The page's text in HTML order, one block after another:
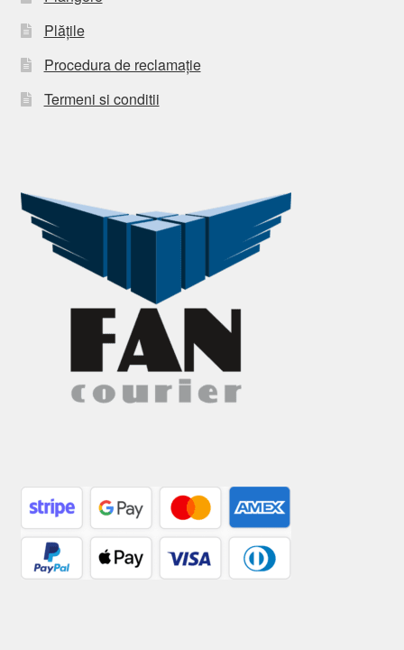
Plățile
Procedura de reclamație
Termeni si conditii